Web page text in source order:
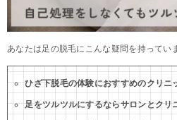
あなたは足の脱毛にこんな疑問を持ってい
ひざ下脱毛の体験におすすめのクリニ
足をツルツルにするならサロンとクリ